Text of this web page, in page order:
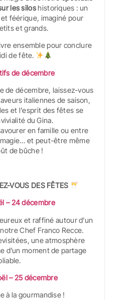
les siloshistoriques : un
féérique, imaginé pour
et grands.
ensemble pour conclure
de fête.
de décembre
de décembre, laissez-vous
italiennes de saison,
et l’esprit des fêtes se
du Gina.
en famille ou entre
et peut-être même
de bûche !
VOUS DES FÊTES
– 24 décembre
et raffiné autour d’un
Chef Franco Recce.
une atmosphère
d’un moment de partage
– 25 décembre
à la gourmandise !